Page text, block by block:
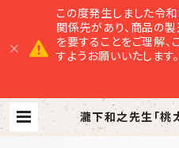
この度発生しました令
関係先があり、商品の
を要することをご理解
すようお願いいたします。
瀧下和之先生「
額に「肉」の赤鬼